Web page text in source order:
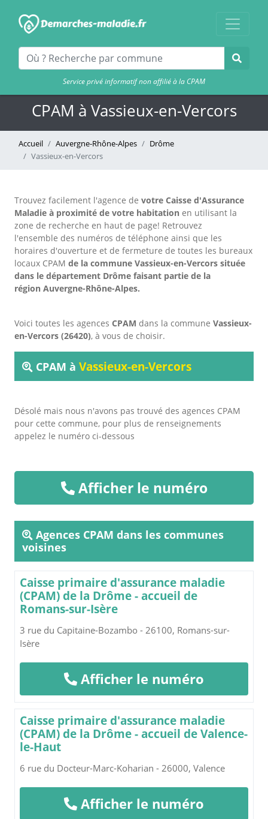
Service privé informatif non affilié à la CPAM
CPAM à Vassieux-en-Vercors
Accueil Auvergne-Rhône-Alpes
Drôme
Vassieux-en-Vercors
Trouvez facilement l'agence de votre Caisse d'Assurance
Maladie à proximité de votre habitation en utilisant la
zone de recherche en haut de page! Retrouvez
l'ensemble des numéros de téléphone ainsi que les
horaires d'ouverture et de fermeture de toutes les bureaux
locaux CPAM de la commune Vassieux-en-Vercors située
dans le département Drôme faisant partie de la
région Auvergne-Rhône-Alpes.
Voici toutes les agences CPAM dans la commune Vassieux-
en-Vercors (26420), à vous de choisir.
CPAM à Vassieux-en-Vercors
Désolé mais nous n'avons pas trouvé des agences CPAM
pour cette commune, pour plus de renseignements
appelez le numéro ci-dessous
Afficher le numéro
Agences CPAM dans les communes
voisines
Caisse primaire d'assurance maladie
(CPAM) de la Drôme - accueil de
Romans-sur-Isère
3 rue du Capitaine-Bozambo - 26100, Romans-sur-
Isère
Afficher le numéro
Caisse primaire d'assurance maladie
(CPAM) de la Drôme - accueil de Valence-
le-Haut
6 rue du Docteur-Marc-Koharian - 26000, Valence
Afficher le numéro